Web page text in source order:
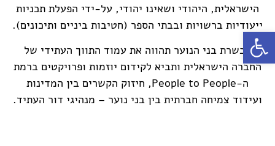
הישראלית, היהודי ושאינו יהודי, על-ידי הפעלת תכניות
ייעודיות ברשויות ובבתי הספר (חטיבות ביניים ותיכונים).
הכשרת בני הנוער תהווה את עמוד התווך העתידי של
החברה הישראלית ותביא לקידום יוזמות ופרויקטים ברמת
ה-People to People, חיזוק הקשרים בין המדינות
ועידוד צמיחה חברתית בין בני נוער – מנהיגי דור העתיד.
פתח סרגל נגישות